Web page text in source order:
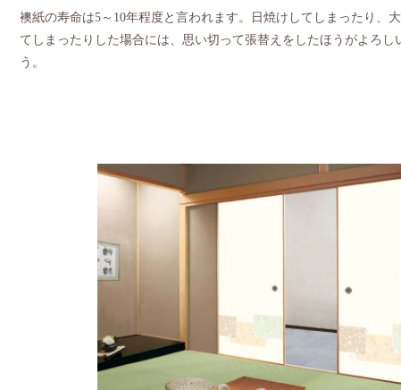
襖紙の寿命は5～10年程度と言われます。日焼けしてしまったり、
てしまったりした場合には、思い切って張替えをしたほうがよろし
う。